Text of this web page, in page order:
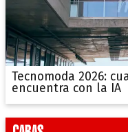
Tecnomoda 2026:
encuentra con la IA